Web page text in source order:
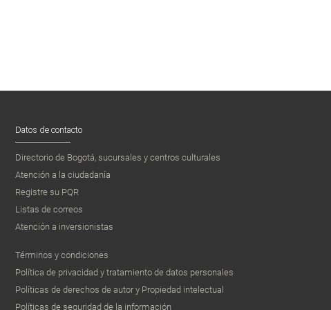
Datos de contacto
Directorio de Bogotá, sucursales y centros culturales
Atención a la ciudadanía
Registre su PQR
Listas de correos
Atención a inversionistas
Términos y condiciones
Política de privacidad y tratamiento de datos personales
Políticas de derechos de autor y Propiedad intelectual
Políticas de seguridad de la información